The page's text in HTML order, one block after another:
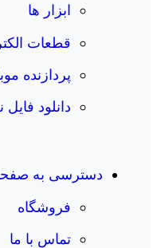
ابزار ها
قطعات
پردازنده
دانلود
دسترسی به
فروشگاه
تماس با ما